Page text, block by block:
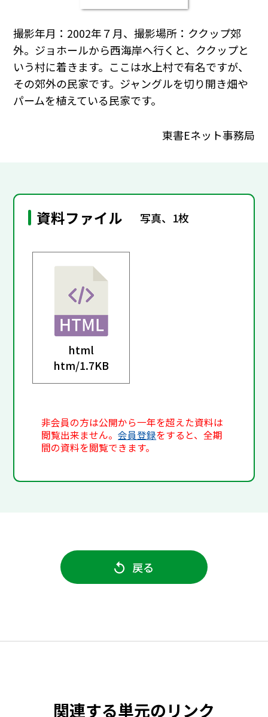
撮影年月：2002年７月、撮影場所：ククップ郊
外。ジョホールから西海岸へ行くと、ククップと
いう村に着きます。ここは水上村で有名ですが、
その郊外の民家です。ジャングルを切り開き畑や
パームを植えている民家です。
東書Eネット事務局
資料ファイル 写真、1枚
html
htm/1.7KB
非会員の方は公開から一年を超えた資料は
閲覧出来ません。会員登録をすると、全期
間の資料を閲覧できます。
戻る
関連する単元のリンク